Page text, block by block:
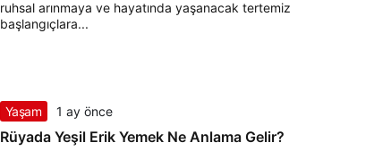
ruhsal arınmaya ve hayatında yaşanacak tertemiz
başlangıçlara...
Yaşam 1 ay önce
Rüyada Yeşil Erik Yemek Ne Anlama Gelir?